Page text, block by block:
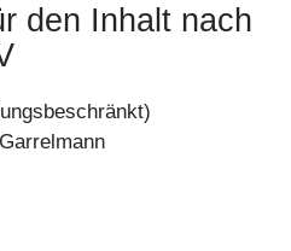
den Inhalt nach